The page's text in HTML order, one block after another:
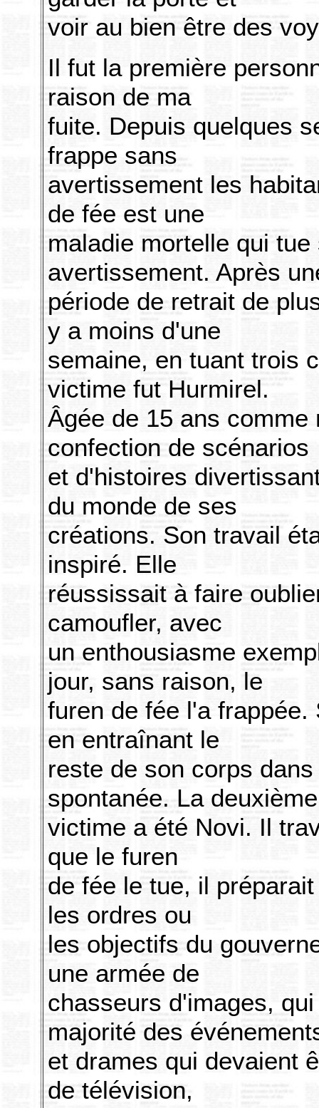
voir au bien être des
Il fut la première
raison de ma
fuite. Depuis quelques
frappe sans
avertissement les
de fée est une
maladie mortelle qui
avertissement. Après
période de retrait de
y a moins d'une
semaine, en tuant trois
victime fut Hurmirel.
Âgée de 15 ans
confection de scénarios
et d'histoires
du monde de ses
créations. Son travail
inspiré. Elle
réussissait à faire
camoufler, avec
un enthousiasme
jour, sans raison, le
furen de fée l'a
en entraînant le
reste de son corps
spontanée. La deuxième
victime a été Novi. Il
que le furen
de fée le tue, il
les ordres ou
les objectifs du
une armée de
chasseurs d'images,
majorité des
et drames qui devaient
de télévision,